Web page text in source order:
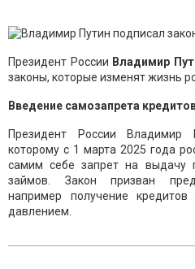
Президент России Владимир
законы, которые изменят жизнь
Введение самозапрета
Президент России Владимир
которому с 1 марта 2025 года
самим себе запрет на выдачу
займов. Закон призван
например получение
давлением.